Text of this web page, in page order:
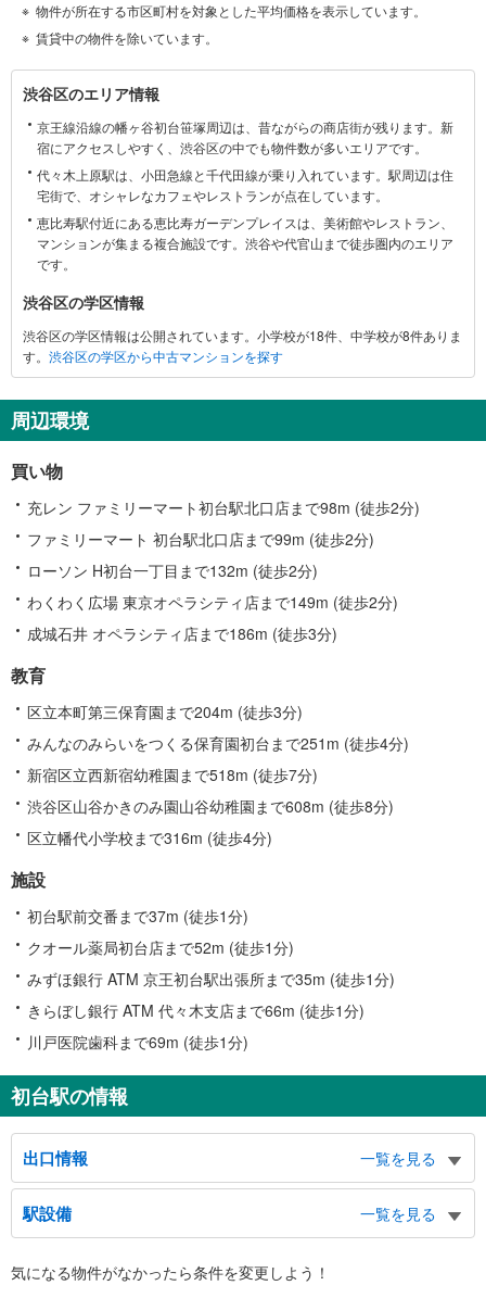
物件が所在する市区町村を対象とした平均価格を表示しています。
賃貸中の物件を除いています。
渋
谷
区
に
関
す
る
渋谷区のエリア情報
京王線沿線の幡ヶ谷初台笹塚周辺は、昔ながらの商店街が残ります。新
宿にアクセスしやすく、渋谷区の中でも物件数が多いエリアです。
代々木上原駅は、小田急線と千代田線が乗り入れています。駅周辺は住
宅街で、オシャレなカフェやレストランが点在しています。
恵比寿駅付近にある恵比寿ガーデンプレイスは、美術館やレストラン、
マンションが集まる複合施設です。渋谷や代官山まで徒歩圏内のエリア
です。
渋谷区の学区情報
渋谷区の学区情報は公開されています。小学校が18件、中学校が8件ありま
す。 渋谷区の学区から中古マンションを探す
周辺環境
買い物
充レン ファミリーマート初台駅北口店まで98m (徒歩2分)
ファミリーマート 初台駅北口店まで99m (徒歩2分)
ローソン H初台一丁目まで132m (徒歩2分)
わくわく広場 東京オペラシティ店まで149m (徒歩2分)
成城石井 オペラシティ店まで186m (徒歩3分)
教育
区立本町第三保育園まで204m (徒歩3分)
みんなのみらいをつくる保育園初台まで251m (徒歩4分)
新宿区立西新宿幼稚園まで518m (徒歩7分)
渋谷区山谷かきのみ園山谷幼稚園まで608m (徒歩8分)
区立幡代小学校まで316m (徒歩4分)
施設
初台駅前交番まで37m (徒歩1分)
クオール薬局初台店まで52m (徒歩1分)
みずほ銀行 ATM 京王初台駅出張所まで35m (徒歩1分)
きらぼし銀行 ATM 代々木支店まで66m (徒歩1分)
川戸医院歯科まで69m (徒歩1分)
初台駅の情報
出口情報
一覧を見る
東口
東京オペラシティ、 コンサートホール、 リサイタルホール、 アートギャ
ラリー、 近江楽堂、 ＩＣＣ、関東国際高等学校、ＮＴＴ東日本 本社、本
町１・２丁目、西新宿３・４丁目
中央口（北口）
駅設備
一覧を見る
※段差なしでの移動経路
気になる物件がなかったら条件を変更しよう！